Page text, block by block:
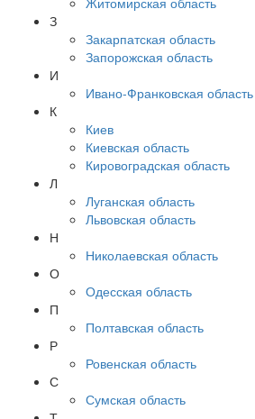
З
Закарпатская область
Запорожская область
И
Ивано-Франковская область
К
Киев
Киевская область
Кировоградская область
Л
Луганская область
Львовская область
Н
Николаевская область
О
Одесская область
П
Полтавская область
Р
Ровенская область
С
Сумская область